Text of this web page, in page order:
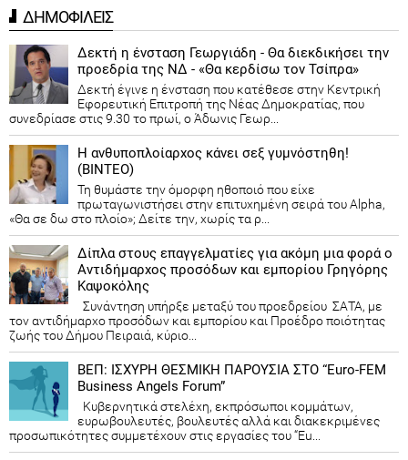
ΔΗΜΟΦΙΛΕΙΣ
Δεκτή η ένσταση Γεωργιάδη - Θα διεκδικήσει την
προεδρία της ΝΔ - «Θα κερδίσω τον Τσίπρα»
Δεκτή έγινε η ένσταση που κατέθεσε στην Κεντρική
Εφορευτική Επιτροπή της Νέας Δημοκρατίας, που
συνεδρίασε στις 9.30 το πρωί, ο Άδωνις Γεωρ...
Η ανθυποπλοίαρχος κάνει σεξ γυμνόστηθη!
(ΒΙΝΤΕΟ)
Τη θυμάστε την όμορφη ηθοποιό που είχε
πρωταγωνιστήσει στην επιτυχημένη σειρά του Alpha,
«Θα σε δω στο πλοίο»; Δείτε την, χωρίς τα ρ...
Δίπλα στους επαγγελματίες για ακόμη μια φορά ο
Αντιδήμαρχος προσόδων και εμπορίου Γρηγόρης
Καψοκόλης
Συνάντηση υπήρξε μεταξύ του προεδρείου ΣΑΤΑ, με
τον αντιδήμαρχο προσόδων και εμπορίου και Προέδρο ποιότητας
ζωής του Δήμου Πειραιά, κύριο...
ΒΕΠ: ΙΣΧΥΡΗ ΘΕΣΜΙΚΗ ΠΑΡΟΥΣΙΑ ΣΤΟ “Euro-FEM
Business Angels Forum”
Κυβερνητικά στελέχη, εκπρόσωποι κομμάτων,
ευρωβουλευτές, βουλευτές αλλά και διακεκριμένες
προσωπικότητες συμμετέχουν στις εργασίες του “Eu...